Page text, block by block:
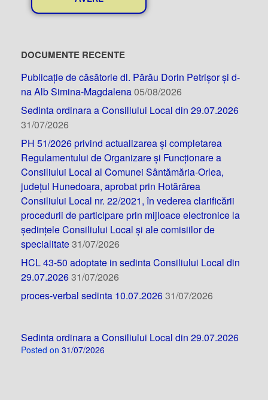
DOCUMENTE RECENTE
Publicație de căsătorie dl. Părău Dorin Petrișor și d-
na Alb Simina-Magdalena05/08/2026
Sedinta ordinara a Consiliului Local din 29.07.2026
31/07/2026
PH 51/2026 privind actualizarea și completarea
Regulamentului de Organizare și Funcționare a
Consiliului Local al Comunei Sântămăria-Orlea,
județul Hunedoara, aprobat prin Hotărârea
Consiliului Local nr. 22/2021, în vederea clarificării
procedurii de participare prin mijloace electronice la
ședințele Consiliului Local și ale comisiilor de
specialitate31/07/2026
HCL 43-50 adoptate in sedinta Consiliului Local din
29.07.202631/07/2026
proces-verbal sedinta 10.07.202631/07/2026
Sedinta ordinara a Consiliului Local din 29.07.2026
Posted on 31/07/2026